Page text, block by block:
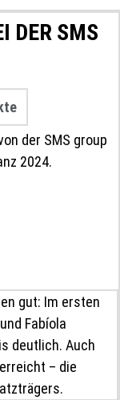
DER SMS
gut: Im ersten
Fabíola
deutlich. Auch
– die